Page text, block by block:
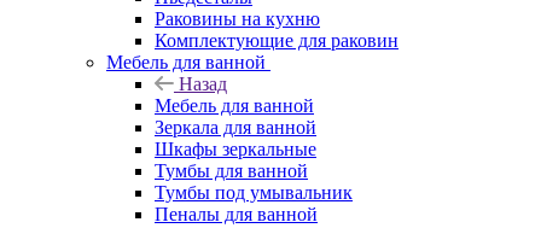
Раковины на кухню
Комплектующие для раковин
Мебель для ванной
Назад
Мебель для ванной
Зеркала для ванной
Шкафы зеркальные
Тумбы для ванной
Тумбы под умывальник
Пеналы для ванной